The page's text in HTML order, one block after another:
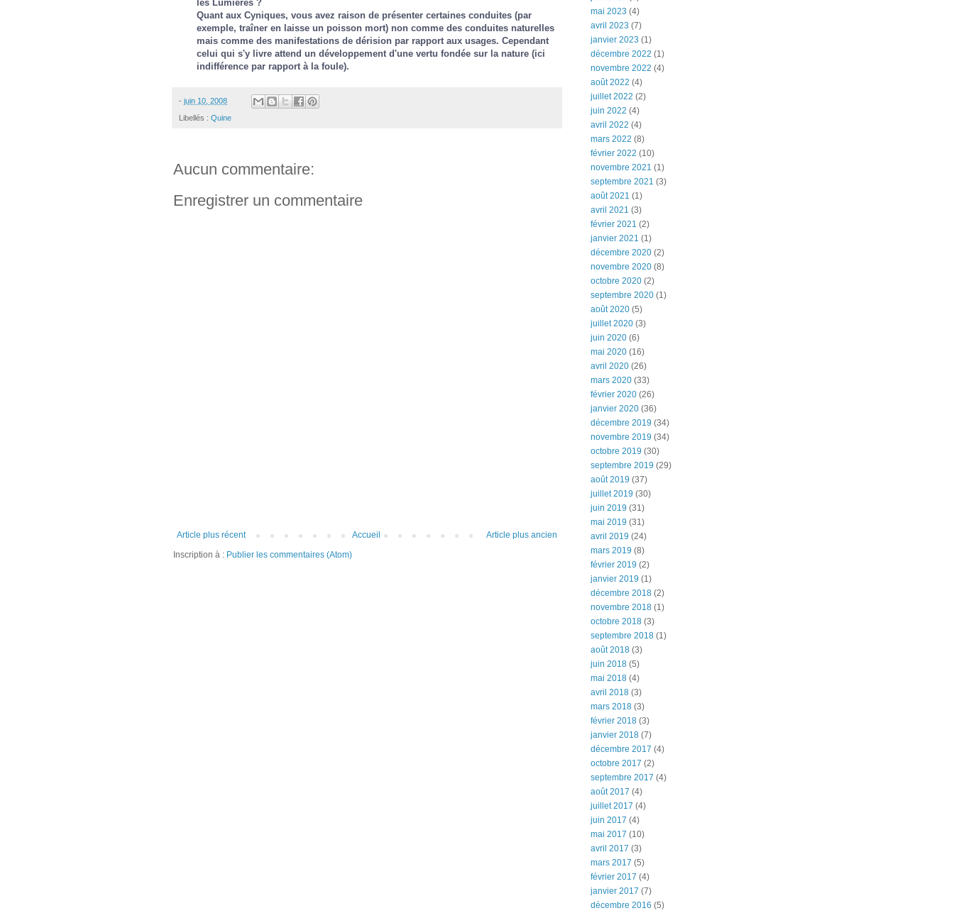
les Lumières ?
Quant aux Cyniques, vous avez raison de présenter certaines conduites (par
exemple, traîner en laisse un poisson mort) non comme des conduites naturelles
mais comme des manifestations de dérision par rapport aux usages. Cependant
celui qui s'y livre attend un développement d'une vertu fondée sur la nature (ici
indifférence par rapport à la foule).
- juin 10, 2008
Libellés : Quine
Aucun commentaire:
Enregistrer un commentaire
Article plus récent Article plus ancien
Accueil
Inscription à : Publier les commentaires (Atom)
mai 2023 (4)
avril 2023 (7)
janvier 2023 (1)
décembre 2022 (1)
novembre 2022 (4)
août 2022 (4)
juillet 2022 (2)
juin 2022 (4)
avril 2022 (4)
mars 2022 (8)
février 2022 (10)
novembre 2021 (1)
septembre 2021 (3)
août 2021 (1)
avril 2021 (3)
février 2021 (2)
janvier 2021 (1)
décembre 2020 (2)
novembre 2020 (8)
octobre 2020 (2)
septembre 2020 (1)
août 2020 (5)
juillet 2020 (3)
juin 2020 (6)
mai 2020 (16)
avril 2020 (26)
mars 2020 (33)
février 2020 (26)
janvier 2020 (36)
décembre 2019 (34)
novembre 2019 (34)
octobre 2019 (30)
septembre 2019 (29)
août 2019 (37)
juillet 2019 (30)
juin 2019 (31)
mai 2019 (31)
avril 2019 (24)
mars 2019 (8)
février 2019 (2)
janvier 2019 (1)
décembre 2018 (2)
novembre 2018 (1)
octobre 2018 (3)
septembre 2018 (1)
août 2018 (3)
juin 2018 (5)
mai 2018 (4)
avril 2018 (3)
mars 2018 (3)
février 2018 (3)
janvier 2018 (7)
décembre 2017 (4)
octobre 2017 (2)
septembre 2017 (4)
août 2017 (4)
juillet 2017 (4)
juin 2017 (4)
mai 2017 (10)
avril 2017 (3)
mars 2017 (5)
février 2017 (4)
janvier 2017 (7)
décembre 2016 (5)